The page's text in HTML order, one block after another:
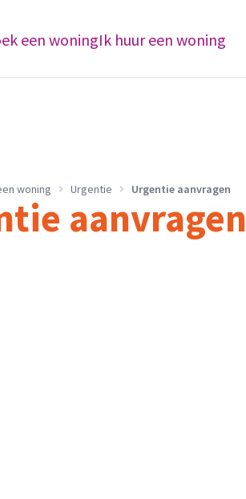
een woningIk huur een woning
woning Urgentie Urgentie aanvragen
aanvragen